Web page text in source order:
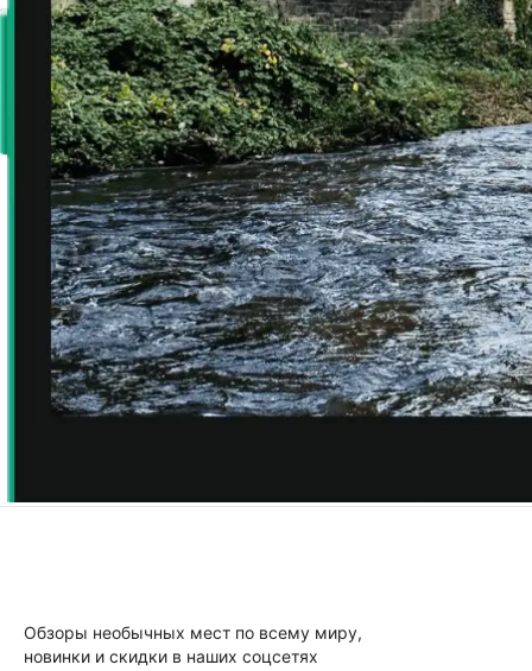
Обзоры необычных мест по всему миру,
новинки и скидки в наших соцсетях